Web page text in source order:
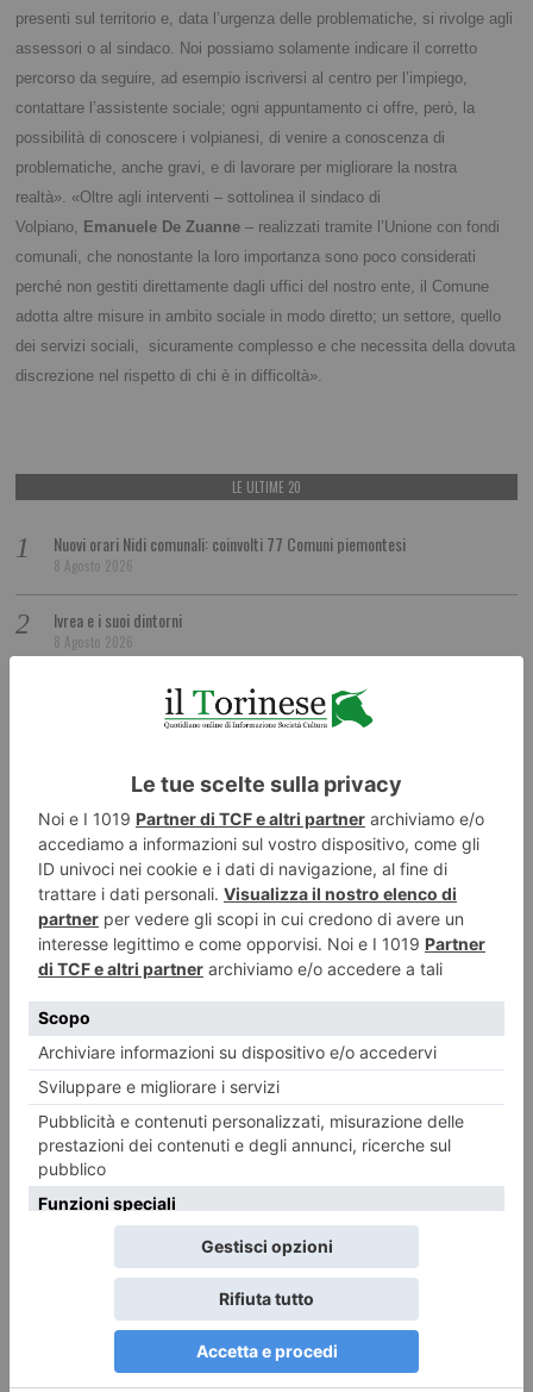
presenti sul territorio e, data l’urgenza delle problematiche, si rivolge agli
assessori o al sindaco. Noi possiamo solamente indicare il corretto
percorso da seguire, ad esempio iscriversi al centro per l’impiego,
contattare l’assistente sociale; ogni appuntamento ci offre, però, la
possibilità di conoscere i volpianesi, di venire a conoscenza di
problematiche, anche gravi, e di lavorare per migliorare la nostra
realtà». «Oltre agli interventi – sottolinea il sindaco di
Volpiano, Emanuele De Zuanne – realizzati tramite l’Unione con fondi
comunali, che nonostante la loro importanza sono poco considerati
perché non gestiti direttamente dagli uffici del nostro ente, il Comune
adotta altre misure in ambito sociale in modo diretto; un settore, quello
dei servizi sociali, sicuramente complesso e che necessita della dovuta
discrezione nel rispetto di chi è in difficoltà».
LE ULTIME 20
Nuovi orari Nidi comunali: coinvolti 77 Comuni piemontesi
8 Agosto 2026
Ivrea e i suoi dintorni
8 Agosto 2026
Pusher in monopattino finisce in manette
Santena, aperta la nuova area cani in zona Carolina: è la terza in città
8 Agosto 2026
La Compagnia de Les Farfadais chiude ‘Narrazioni Parallele Festival’
8 Agosto 2026
Due Comuni, un solo entusiasmo: il 12 settembre torna la Hope Color
8 Agosto 2026
Centro? No, grazie: serve una nuova visione riformatrice
8 Agosto 2026
Esodo estivo, sabato da bollino nero: traffico intenso anche sulle strade del
Piemonte
8 Agosto 2026
Torino e l’acqua
8 Agosto 2026
8 Agosto 2026
Pasta risottata alla mediterranea